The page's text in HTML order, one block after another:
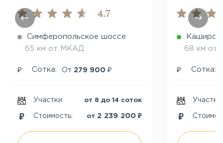
4.7
Симферопольское шоссе
65 км от МКАД
₽ Сотка: От 279 900 ₽
Участки: от 8 до 14 соток
Стоимость: от 2 239 200 ₽
68 км от
₽ Сотка:
Участки: